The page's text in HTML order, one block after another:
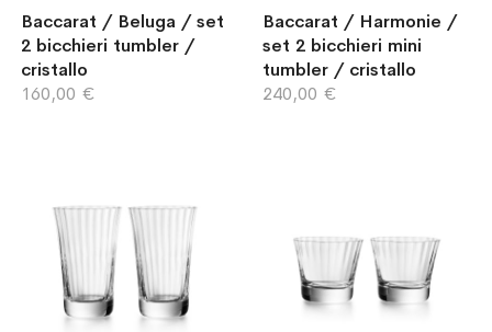
Baccarat / Beluga / set
2 bicchieri tumbler /
cristallo
160,00 €
Baccarat / Harmonie /
set 2 bicchieri mini
tumbler / cristallo
240,00 €